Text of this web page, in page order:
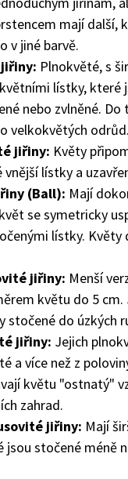
mají další,
v jiné barvě.
Plnokvěté, s
lístky, které
nebo zvlněné.
velkokvětých odrůd.
jiřiny: Květy
vnější lístky a
(Ball): Mají
se symetricky
lístky. Květy
jiřiny: Menší
květu do 5
stočené do úzkých
jiřiny: Jejich
a více než z
květu "ostnatý"
zahrad.
jiřiny: Mají
jsou stočené méně